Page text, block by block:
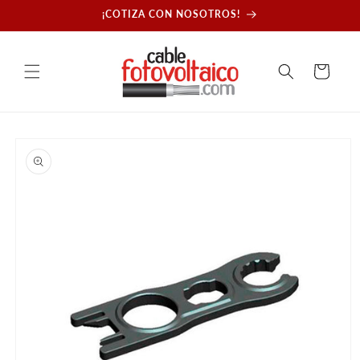
al contenido
¡COTIZA CON NOSOTROS!
Carrito
a la
información